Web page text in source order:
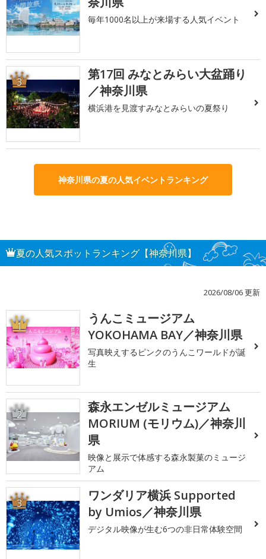
毎年1000名以上が来場する人気イベント
3
第17回 みなとみらい大盆踊り
／神奈川県
横浜港を見渡すみなとみらいの夏祭り
神奈川県の夏の人気イベントランキング
夏の人気スポットランキング【神奈川県】
2026/08/06 更新
1
うんこミュージアム
YOKOHAMA BAY／神奈川県
写真映えするピンクのうんこワールドが誕
生
2
森永エンゼルミュージアム
MORIUM (モリウム)／神奈川
県
映像と展示で体感する森永製菓のミュージ
アム
3
ワンダリア横浜 Supported
by Umios／神奈川県
デジタル映像が生む6つの非日常体験空間